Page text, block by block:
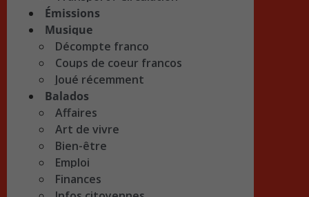
Émissions
Musique
Décompte franco
Coups de coeur francos
Joué récemment
Balados
Affaires
Art de vivre
Bien-être
Emploi
Finances